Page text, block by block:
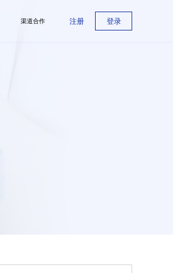
渠道合作 注册 登录